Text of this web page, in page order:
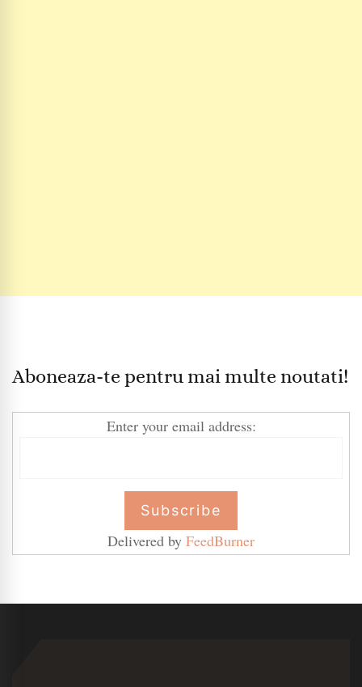
Aboneaza-te pentru mai multe noutati!
Enter your email address:
Delivered by FeedBurner